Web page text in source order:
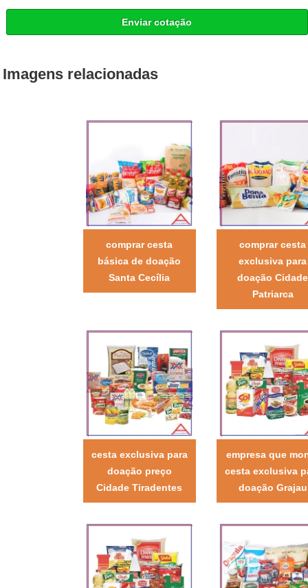
Enviar cotação
Imagens relacionadas
comprar cesta
básica de doação
Santa Cecília
comprar cesta
exclusiva para
doação Cidade
Patriarca
cesta exclusiva para
doação preço
Cidade Tiradentes
empresa que
cesta exclusiva
doação Grajau